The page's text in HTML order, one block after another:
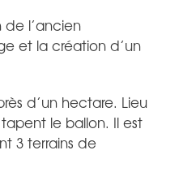
l’ancien
et la création d’un
d’un hectare. Lieu
le ballon. Il est
3 terrains de